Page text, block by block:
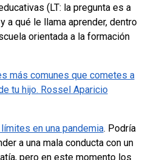
(LT: la pregunta es a
a qué le llama aprender, dentro
orientada a la formación
más comunes que cometes a
tu hijo. Rossel Aparicio
en una pandemia. Podría
a una mala conducta con un
pero en este momento los